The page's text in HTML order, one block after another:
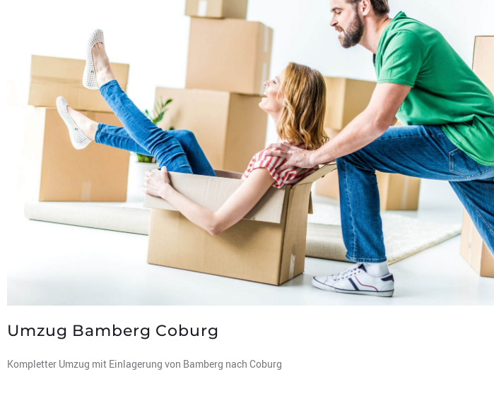
Umzug Bamberg Coburg
Kompletter Umzug mit Einlagerung von Bamberg nach Coburg